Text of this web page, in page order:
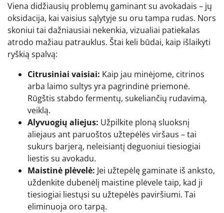
Viena didžiausių problemų gaminant su avokadais – jų
oksidacija, kai vaisius sąlytyje su oru tampa rudas. Nors
skoniui tai dažniausiai nekenkia, vizualiai patiekalas
atrodo mažiau patrauklus. Štai keli būdai, kaip išlaikyti
ryškią spalvą:
Citrusiniai vaisiai: Kaip jau minėjome, citrinos
arba laimo sultys yra pagrindinė priemonė.
Rūgštis stabdo fermentų, sukeliančių rudavimą,
veiklą.
Alyvuogių aliejus: Užpilkite ploną sluoksnį
aliejaus ant paruoštos užtepėlės viršaus – tai
sukurs barjerą, neleisiantį deguoniui tiesiogiai
liestis su avokadu.
Maistinė plėvelė: Jei užtepėlę gaminate iš anksto,
uždenkite dubenėlį maistine plėvele taip, kad ji
tiesiogiai liestųsi su užtepėlės paviršiumi. Tai
eliminuoja oro tarpą.